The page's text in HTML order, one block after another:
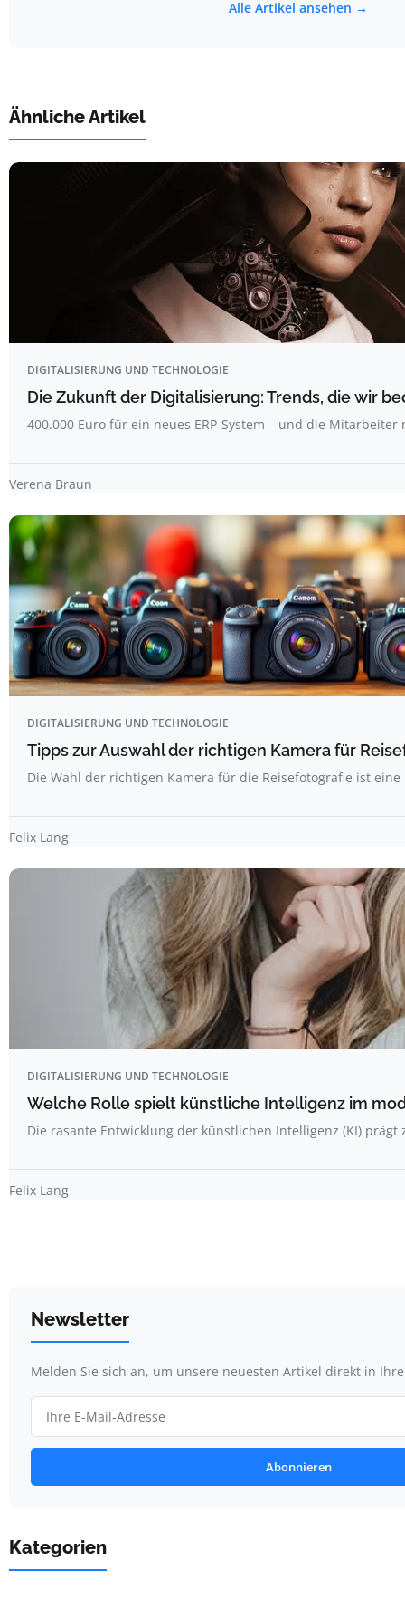
Alle Artikel ansehen →
Ähnliche Artikel
DIGITALISIERUNG UND TECHNOLOGIE
Die Zukunft der Digitalisierung: Trends, die wir
400.000 Euro für ein neues ERP-System – und die
Verena Braun
DIGITALISIERUNG UND TECHNOLOGIE
Tipps zur Auswahl der richtigen Kamera für
Die Wahl der richtigen Kamera für die Reisefotografie ist
Felix Lang
DIGITALISIERUNG UND TECHNOLOGIE
Welche Rolle spielt künstliche Intelligenz im
Die rasante Entwicklung der künstlichen Intelligenz (KI)
Felix Lang
Newsletter
Melden Sie sich an, um unsere neuesten Artikel direkt in
Abonnieren
Kategorien